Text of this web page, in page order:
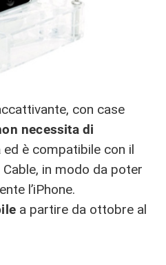
con case
necessita di
ed è compatibile con il
, in modo da poter
l’iPhone.
a partire da ottobre al